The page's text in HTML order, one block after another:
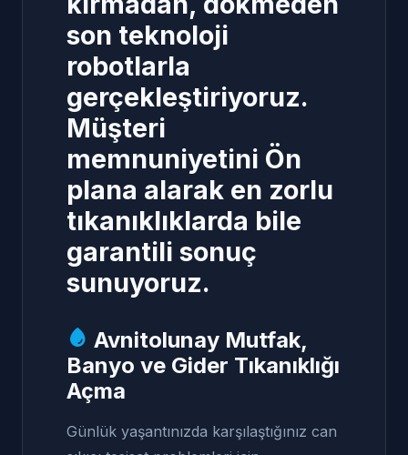
son teknoloji
robotlarla
gerçekleştiriyoruz.
Müşteri
memnuniyetini Ön
plana alarak en zorlu
tıkanıklıklarda bile
garantili sonuç
sunuyoruz.
Avnitolunay Mutfak,
Banyo ve Gider Tıkanıklığı
Açma
Günlük yaşantınızda karşılaştığınız can